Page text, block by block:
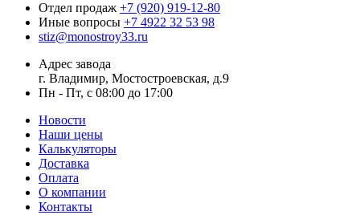
Отдел продаж +7 (920) 919-12-80
Иные вопросы +7 4922 32 53 98
stiz@monostroy33.ru
Адрес завода
г. Владимир, Мостостроевская, д.9
Пн - Пт, с 08:00 до 17:00
Новости
Наши цены
Калькуляторы
Доставка
Оплата
О компании
Контакты